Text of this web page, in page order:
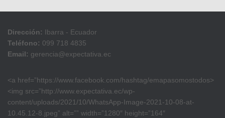
Dirección: Ibarra - Ecuador
Teléfono: 099 718 4835
Email: gerencia@expectativa.ec
<a href=”https://www.facebook.com/hashtag/emapasomostodos>
<img src=”http://www.expectativa.ec/wp-
content/uploads/2021/10/WhatsApp-Image-2021-10-08-at-
10.45.12-8.jpeg” alt=”” width=”1280″ height=”164″